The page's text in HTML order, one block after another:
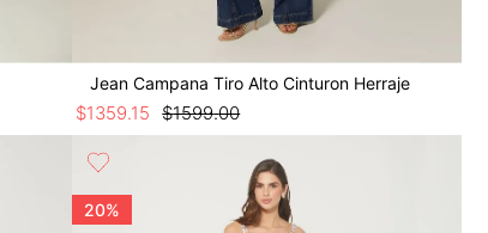
Jean Campana Tiro Alto Cinturon Herraje
$1599.00
$1359.15
20%